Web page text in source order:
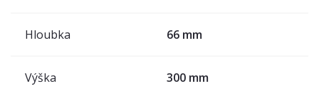
Hloubka 66 mm
Výška 300 mm